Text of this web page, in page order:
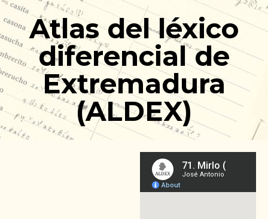
Ir
al
contenidoAtlas del léxico
diferencial de
Extremadura
(ALDEX)